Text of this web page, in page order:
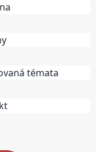
témata